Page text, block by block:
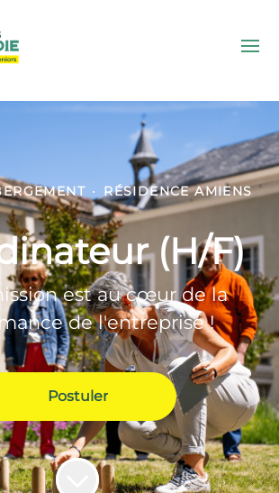
· RÉSIDENCE AMIENS
(H/F)
est au cœur de la
de l'entreprise !
Postuler